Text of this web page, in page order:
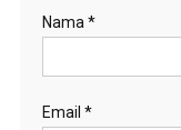
Nama *
Email *